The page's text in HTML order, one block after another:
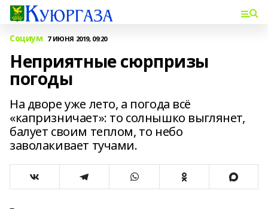
Социум 7 ИЮНЯ 2019, 09:20
Неприятные сюрпризы
погоды
На дворе уже лето, а погода всё
«капризничает»: то солнышко выглянет,
балует своим теплом, то небо
заволакивает тучами.